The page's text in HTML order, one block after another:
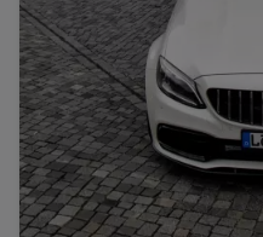
Tesla
Bentley